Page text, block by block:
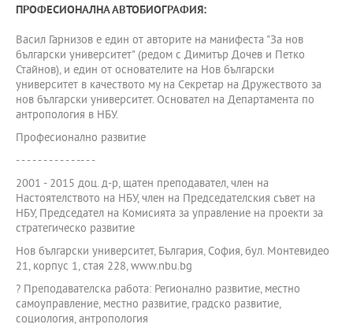
ПРОФЕСИОНАЛНА АВТОБИОГРАФИЯ:
Васил Гарнизов е един от авторите на манифеста "За нов
български университет" (редом с Димитър Дочев и Петко
Стайнов), и един от основателите на Нов български
университет в качеството му на Секретар на Дружеството за
нов български университет. Основател на Департамента по
антропология в НБУ.
Професионално развитие
- - - - - - - - - - - -- - -
2001 - 2015 доц. д-р, щатен преподавател, член на
Настоятелството на НБУ, член на Председателския съвет на
НБУ, Председател на Комисията за управление на проекти за
стратегическо развитие
Нов български университет, България, София, бул. Монтевидео
21, корпус 1, стая 228, www.nbu.bg
? Преподавателска работа: Регионално развитие, местно
самоуправление, местно развитие, градско развитие,
социология, антропология